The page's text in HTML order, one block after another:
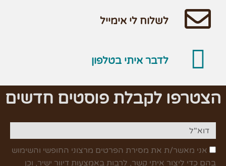
לשלוח לי אימייל
לדבר איתי בטלפון
הצטרפו לקבלת פוסטים חדשים
אני מאשר/ת את מסירת הפרטים מרצוני החופשי והשימוש
בהם כדי ליצור איתי קשר, לרבות באמצעות דיוור ישיר, וכן